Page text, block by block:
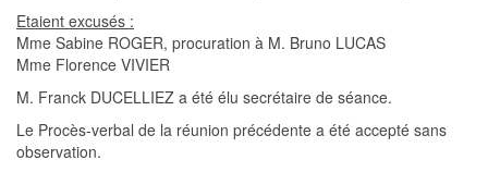
Etaient excusés :
Mme Sabine ROGER, procuration à M. Bruno LUCAS
Mme Florence VIVIER
M. Franck DUCELLIEZ a été élu secrétaire de séance.
Le Procès-verbal de la réunion précédente a été accepté sans
observation.